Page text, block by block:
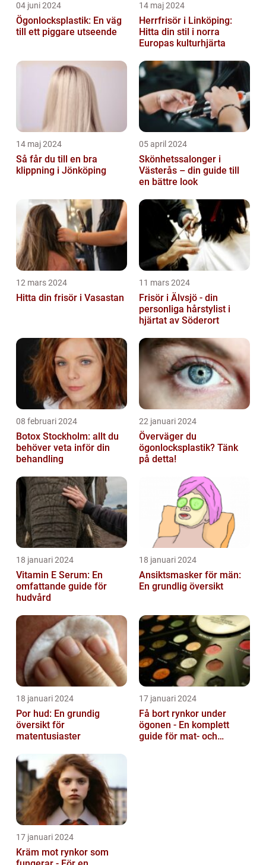
04 juni 2024
Ögonlocksplastik: En väg
till ett piggare utseende
14 maj 2024
Herrfrisör i Linköping:
Hitta din stil i norra
Europas kulturhjärta
14 maj 2024
Så får du till en bra
klippning i Jönköping
05 april 2024
Skönhetssalonger i
Västerås – din guide till
en bättre look
12 mars 2024
Hitta din frisör i Vasastan
11 mars 2024
Frisör i Älvsjö - din
personliga hårstylist i
hjärtat av Söderort
08 februari 2024
Botox Stockholm: allt du
behöver veta inför din
behandling
22 januari 2024
Överväger du
ögonlocksplastik? Tänk
på detta!
18 januari 2024
Vitamin E Serum: En
omfattande guide för
hudvård
18 januari 2024
Ansiktsmasker för män:
En grundlig översikt
18 januari 2024
Por hud: En grundig
översikt för
matentusiaster
17 januari 2024
Få bort rynkor under
ögonen - En komplett
guide för mat- och
17 januari 2024
Kräm mot rynkor som